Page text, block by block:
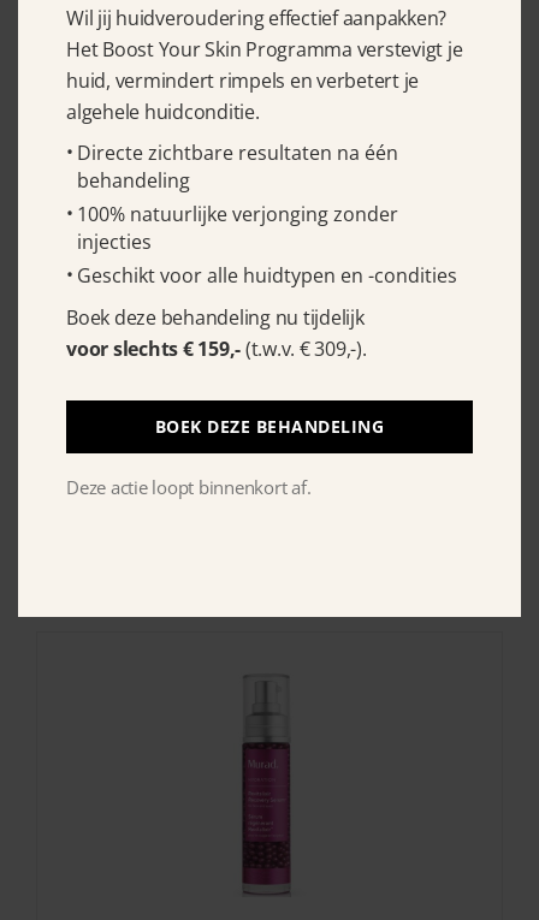
Murad Clarifying Toner 180 ml
€30.75
Murad AHA/BHA Exfoliating
Wil jij huidveroudering effectief aanpakken?
Het Boost Your Skin Programma verstevigt je
huid, vermindert rimpels en verbetert je
algehele huidconditie.
Directe zichtbare resultaten na één
behandeling
100% natuurlijke verjonging zonder
injecties
Geschikt voor alle huidtypen en -condities
Boek deze behandeling nu tijdelijk
voor slechts € 159,-(t.w.v. € 309,-).
BOEK DEZE BEHANDELING
Deze actie loopt binnenkort af.